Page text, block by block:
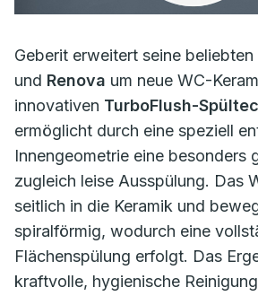
Geberit erweitert seine beliebten
und Renova um neue WC-
innovativen TurboFlush-
ermöglicht durch eine speziell
Innengeometrie eine besonders
zugleich leise Ausspülung. Das
seitlich in die Keramik und
spiralförmig, wodurch eine
Flächenspülung erfolgt. Das
kraftvolle, hygienische